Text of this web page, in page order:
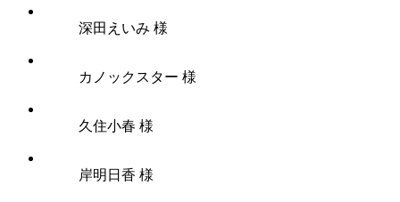
深田えいみ 様
カノックスター 様
久住小春 様
岸明日香 様